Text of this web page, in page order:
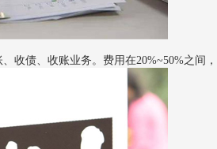
收债、收账业务。费用在20%~50%之间